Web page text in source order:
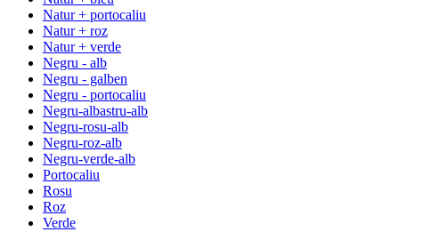
Natur + portocaliu
Natur + roz
Natur + verde
Negru - alb
Negru - galben
Negru - portocaliu
Negru-albastru-alb
Negru-rosu-alb
Negru-roz-alb
Negru-verde-alb
Portocaliu
Rosu
Roz
Verde